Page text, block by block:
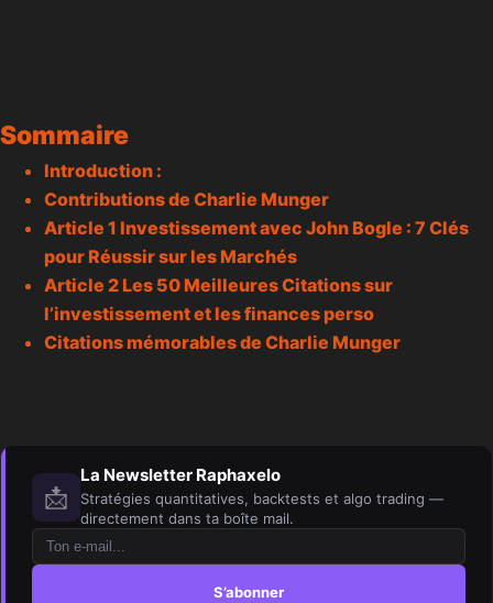
Sommaire
Introduction :
Contributions de Charlie Munger
Article 1 Investissement avec John Bogle : 7 Clés
pour Réussir sur les Marchés
Article 2 Les 50 Meilleures Citations sur
l’investissement et les finances perso
Citations mémorables de Charlie Munger
📩
La Newsletter Raphaxelo
Stratégies quantitatives, backtests et algo trading —
directement dans ta boîte mail.
S’abonner